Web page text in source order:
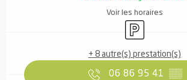
Voir les horaires
Parking
+ 8 autre(s) prestation(s)
06 86 95 41 ▒▒